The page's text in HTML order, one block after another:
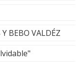
BEBO VALDÉZ